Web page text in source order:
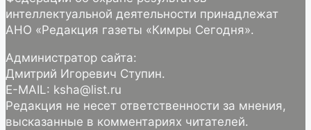
интеллектуальной деятельности принадлежат
АНО «Редакция газеты «Кимры Сегодня».
Администратор сайта:
Дмитрий Игоревич Ступин.
E-MAIL: ksha@list.ru
Редакция не несет ответственности за мнения,
высказанные в комментариях читателей.